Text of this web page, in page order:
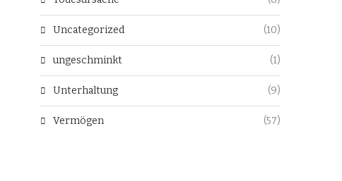
Uncategorized (10)
ungeschminkt (1)
Unterhaltung (9)
Vermögen (57)